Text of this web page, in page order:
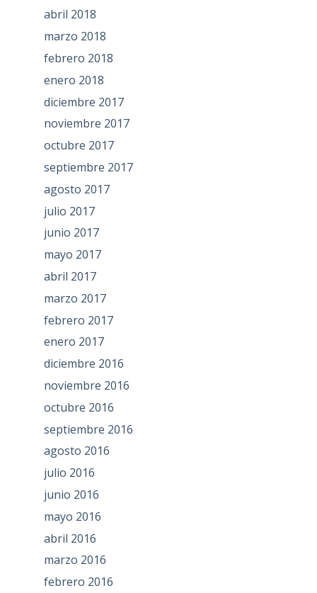
abril 2018
marzo 2018
febrero 2018
enero 2018
diciembre 2017
noviembre 2017
octubre 2017
septiembre 2017
agosto 2017
julio 2017
junio 2017
mayo 2017
abril 2017
marzo 2017
febrero 2017
enero 2017
diciembre 2016
noviembre 2016
octubre 2016
septiembre 2016
agosto 2016
julio 2016
junio 2016
mayo 2016
abril 2016
marzo 2016
febrero 2016